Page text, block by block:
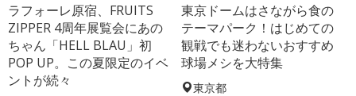
ラフォーレ原宿、FRUITS
ZIPPER 4周年展覧会にあの
ちゃん「HELL BLAU」初
POP UP。この夏限定のイベ
ントが続々
東京ドームはさながら食の
テーマパーク！はじめての
観戦でも迷わないおすすめ
球場メシを大特集
東京都